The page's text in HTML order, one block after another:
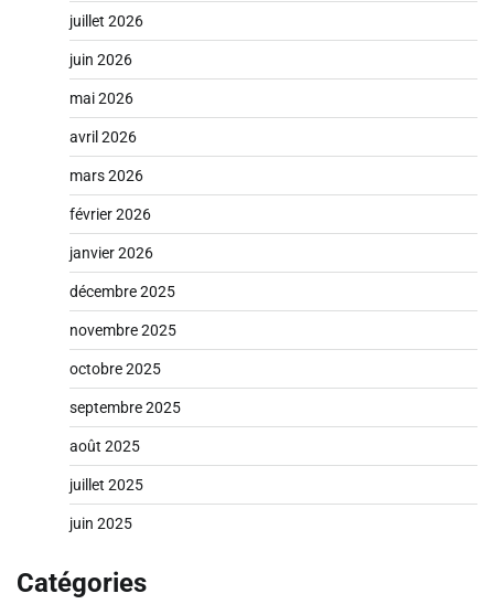
juillet 2026
juin 2026
mai 2026
avril 2026
mars 2026
février 2026
janvier 2026
décembre 2025
novembre 2025
octobre 2025
septembre 2025
août 2025
juillet 2025
juin 2025
Catégories